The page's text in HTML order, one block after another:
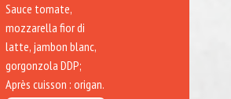
Sauce tomate,
mozzarella fior di
latte, jambon blanc,
gorgonzola DDP;
Après cuisson : origan.